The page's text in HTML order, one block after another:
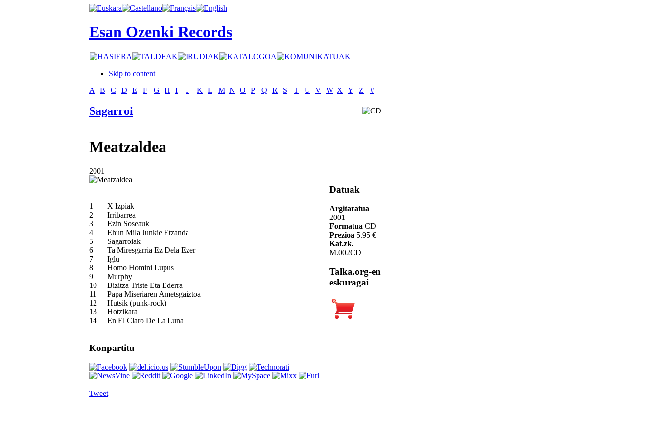
Esan Ozenki Records
Skip to content
A
B C D E F G H I J K L M N O P Q R S T U V W X Y Z #
Sagarroi
Meatzaldea
2001
1
X Izpiak
2
Irribarrea
3
Ezin Soseauk
4
Ehun Mila Junkie Etzanda
5
Sagarroiak
6
Ta Miresgarria Ez Dela Ezer
7
Iglu
8
Homo Homini Lupus
9
Murphy
10
Bizitza Triste Eta Ederra
11
Papa Miseriaren Ametsgaiztoa
12
Hutsik (punk-rock)
13
Hotzikara
14
En El Claro De La Luna
Konpartitu
Tweet
Datuak
Argitaratua
2001
Formatua CD
Prezioa 5.95 €
Kat.zk.
M.002CD
Talka.org-en
eskuragai